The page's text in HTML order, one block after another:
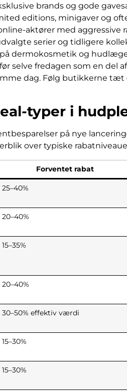
brands og gode
editions, minigaver og
aktører med
serier og tidligere
dermokosmetik og
selve fredagen som en del af
dag. Følg butikkerne tæt
typer i
på nye
over typiske
Forventet rabat
25–40%
20–40%
15–35%
20–40%
30–50% effektiv værdi
15–30%
15–30%